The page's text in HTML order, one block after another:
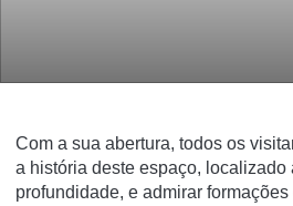
Com a sua abertura, todos os
a história deste espaço, localizado
profundidade, e admirar